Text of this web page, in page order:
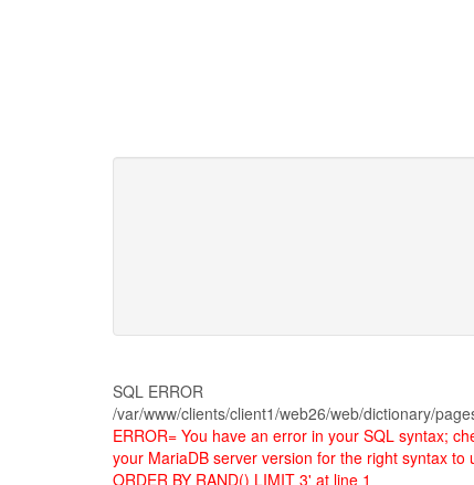
SQL ERROR
/var/www/clients/client1/web26/web/dictionary/
ERROR= You have an error in your SQL syntax;
your MariaDB server version for the right syntax to
ORDER BY RAND() LIMIT 3' at line 1